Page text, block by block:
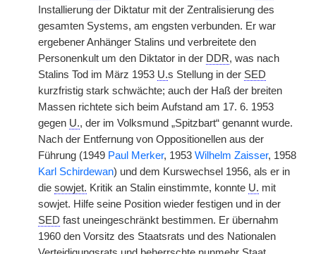
Installierung der Diktatur mit der Zentralisierung des
gesamten Systems, am engsten verbunden. Er war
ergebener Anhänger Stalins und verbreitete den
Personenkult um den Diktator in der DDR, was nach
Stalins Tod im März 1953 U.s Stellung in der SED
kurzfristig stark schwächte; auch der Haß der breiten
Massen richtete sich beim Aufstand am 17. 6. 1953
gegen U., der im Volksmund „Spitzbart“ genannt wurde.
Nach der Entfernung von Oppositionellen aus der
Führung (1949 Paul Merker, 1953 Wilhelm Zaisser, 1958
Karl Schirdewan) und dem Kurswechsel 1956, als er in
die sowjet. Kritik an Stalin einstimmte, konnte U. mit
sowjet. Hilfe seine Position wieder festigen und in der
SED fast uneingeschränkt bestimmen. Er übernahm
1960 den Vorsitz des Staatsrats und des Nationalen